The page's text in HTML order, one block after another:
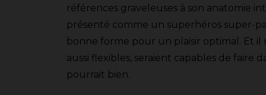
références graveleuses à son anatomie
présenté comme un superhéros super-
bonne forme pour un plaisir optimal. Et il
aussi flexibles, seraient capables de faire
pourrait bien.